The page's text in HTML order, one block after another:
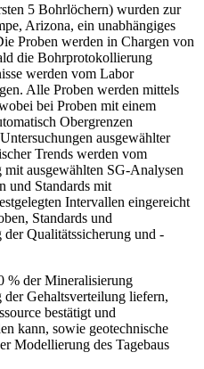
5 Bohrlöchern) wurden zur
Arizona, ein unabhängiges
Proben werden in Chargen von
die Bohrprotokollierung
werden vom Labor
Alle Proben werden mittels
bei Proben mit einem
Obergrenzen
ausgewählter
Trends werden vom
ausgewählten SG-Analysen
und Standards mit
Intervallen eingereicht
Standards und
Qualitätssicherung und -
% der Mineralisierung
der Gehaltsverteilung liefern,
bestätigt und
kann, sowie geotechnische
Modellierung des Tagebaus